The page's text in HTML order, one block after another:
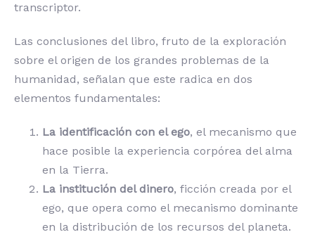
transcriptor.
Las conclusiones del libro, fruto de la exploración
sobre el origen de los grandes problemas de la
humanidad, señalan que este radica en dos
elementos fundamentales:
La identificación con el ego, el mecanismo que
hace posible la experiencia corpórea del alma
en la Tierra.
La institución del dinero, ficción creada por el
ego, que opera como el mecanismo dominante
en la distribución de los recursos del planeta.